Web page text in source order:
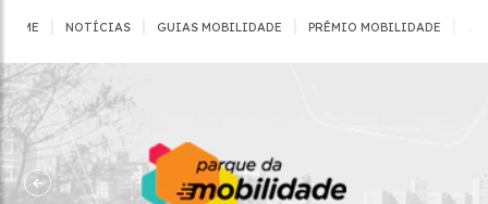
HOME NOTÍCIAS GUIAS MOBILIDADE PRÊMIO MOBILIDADE